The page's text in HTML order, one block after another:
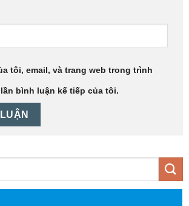
tôi, email, và trang web trong trình
bình luận kế tiếp của tôi.